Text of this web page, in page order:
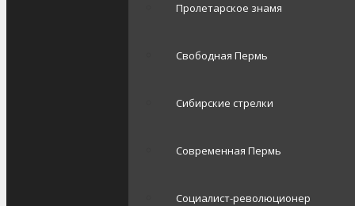
Пролетарское знамя
Свободная Пермь
Сибирские стрелки
Современная Пермь
Социалист-революционер